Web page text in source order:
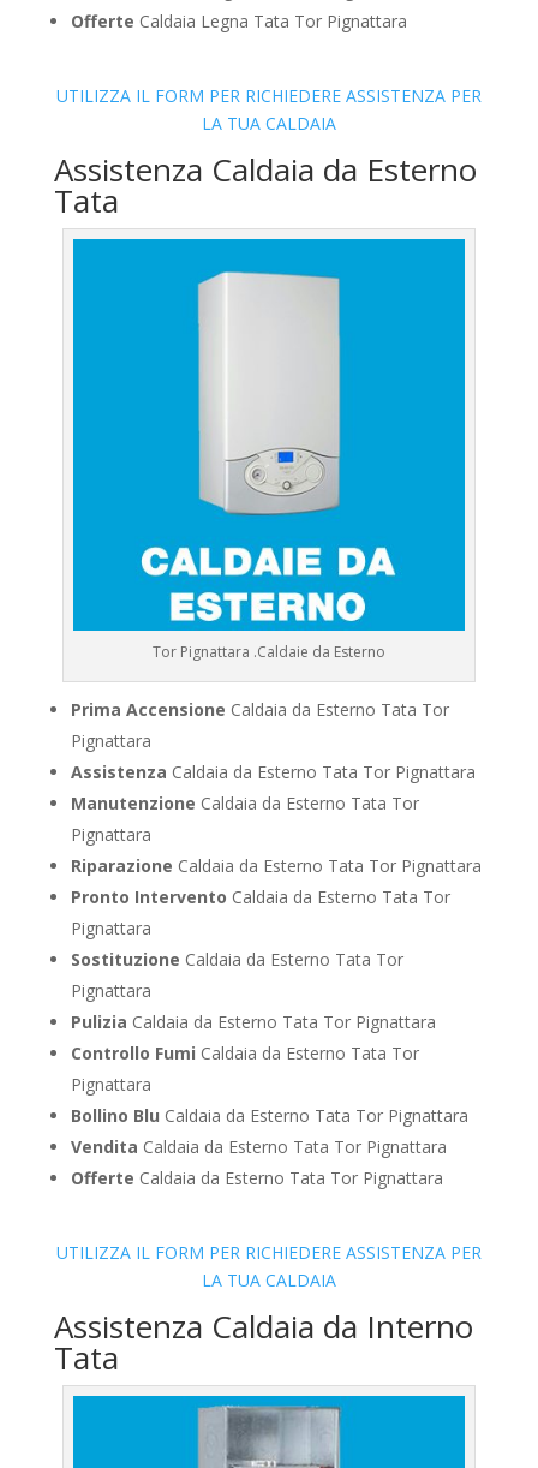
Offerte Caldaia Legna Tata Tor Pignattara
UTILIZZA IL FORM PER RICHIEDERE ASSISTENZA PER
LA TUA CALDAIA
Assistenza Caldaia da Esterno
Tata
Tor Pignattara .Caldaie da Esterno
Prima Accensione Caldaia da Esterno Tata Tor
Pignattara
Assistenza Caldaia da Esterno Tata Tor Pignattara
Manutenzione Caldaia da Esterno Tata Tor
Pignattara
Riparazione Caldaia da Esterno Tata Tor Pignattara
Pronto Intervento Caldaia da Esterno Tata Tor
Pignattara
Sostituzione Caldaia da Esterno Tata Tor
Pignattara
Pulizia Caldaia da Esterno Tata Tor Pignattara
Controllo Fumi Caldaia da Esterno Tata Tor
Pignattara
Bollino Blu Caldaia da Esterno Tata Tor Pignattara
Vendita Caldaia da Esterno Tata Tor Pignattara
Offerte Caldaia da Esterno Tata Tor Pignattara
UTILIZZA IL FORM PER RICHIEDERE ASSISTENZA PER
LA TUA CALDAIA
Assistenza Caldaia da Interno
Tata